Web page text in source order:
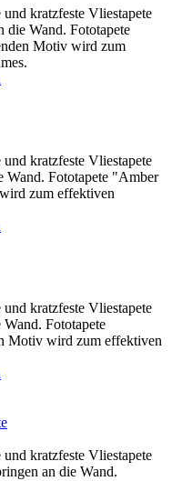
kratzfeste Vliestapete
Wand. Fototapete
Motiv wird zum
kratzfeste Vliestapete
Wand. Fototapete "Amber
zum effektiven
kratzfeste Vliestapete
Fototapete
Motiv wird zum effektiven
kratzfeste Vliestapete
an die Wand.